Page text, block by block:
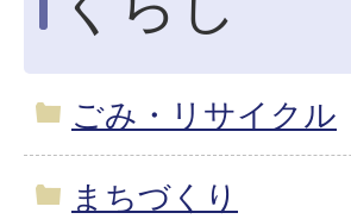
ごみ・リサイクル
まちづくり